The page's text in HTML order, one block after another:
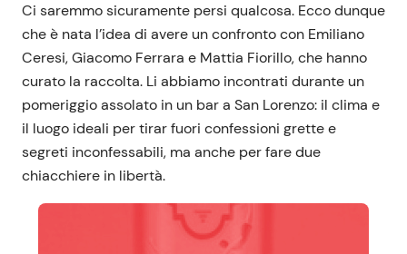
Ci saremmo sicuramente persi qualcosa. Ecco dunque
che è nata l’idea di avere un confronto con Emiliano
Ceresi, Giacomo Ferrara e Mattia Fiorillo, che hanno
curato la raccolta. Li abbiamo incontrati durante un
pomeriggio assolato in un bar a San Lorenzo: il clima e
il luogo ideali per tirar fuori confessioni grette e
segreti inconfessabili, ma anche per fare due
chiacchiere in libertà.